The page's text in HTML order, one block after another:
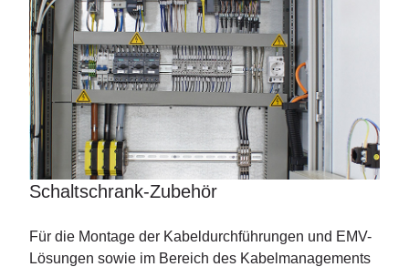
Schaltschrank-Zubehör
Für die Montage der Kabeldurchführungen und EMV-
Lösungen sowie im Bereich des Kabelmanagements